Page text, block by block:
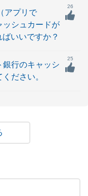
アプリで
ッシュカードが
いいですか？
26
銀行のキャッシ
ださい。
25